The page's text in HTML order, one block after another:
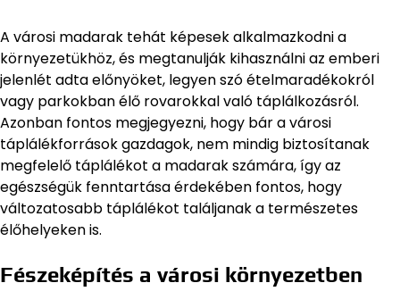
A városi madarak tehát képesek alkalmazkodni a
környezetükhöz, és megtanulják kihasználni az emberi
jelenlét adta előnyöket, legyen szó ételmaradékokról
vagy parkokban élő rovarokkal való táplálkozásról.
Azonban fontos megjegyezni, hogy bár a városi
táplálékforrások gazdagok, nem mindig biztosítanak
megfelelő táplálékot a madarak számára, így az
egészségük fenntartása érdekében fontos, hogy
változatosabb táplálékot találjanak a természetes
élőhelyeken is.
Fészeképítés a városi környezetben